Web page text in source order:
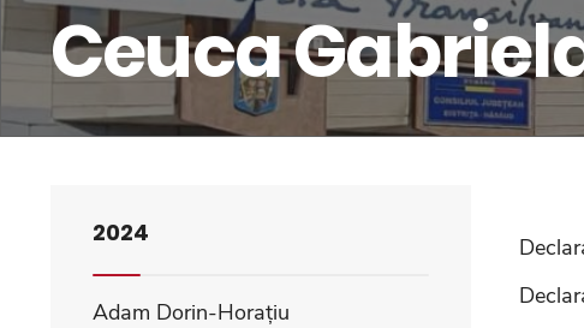
Ceuca
2024
Adam Dorin-Horațiu